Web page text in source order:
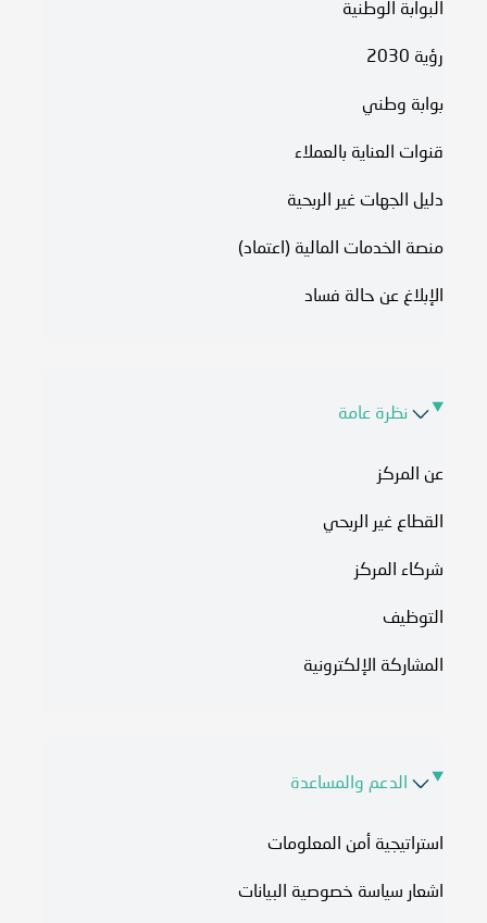
البوابة الوطنية
رؤية 2030
بوابة وطني
قنوات العناية بالعملاء
دليل الجهات غير الربحية
منصة الخدمات المالية (اعتماد)
الإبلاغ عن حالة فساد
نظرة عامة
عن المركز
القطاع غير الربحي
شركاء المركز
التوظيف
المشاركة الإلكترونية
الدعم والمساعدة
استراتيجية أمن المعلومات
اشعار سياسة خصوصية البيانات